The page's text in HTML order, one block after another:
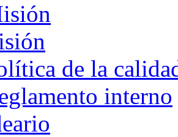
de la
interno